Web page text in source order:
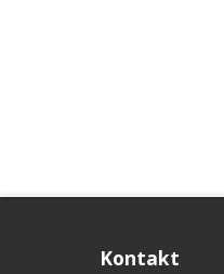
Kontakt